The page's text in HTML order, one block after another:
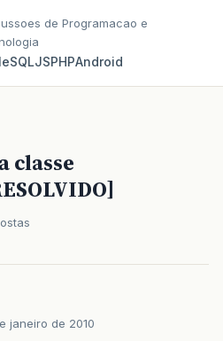
de Programacao e
SQLJSPHPAndroid
classe
janeiro de 2010